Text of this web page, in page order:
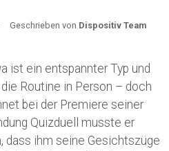
Geschrieben von Dispositiv Team
ist ein entspannter Typ und
Routine in Person – doch
bei der Premiere seiner
Quizduell musste er
dass ihm seine Gesichtszüge